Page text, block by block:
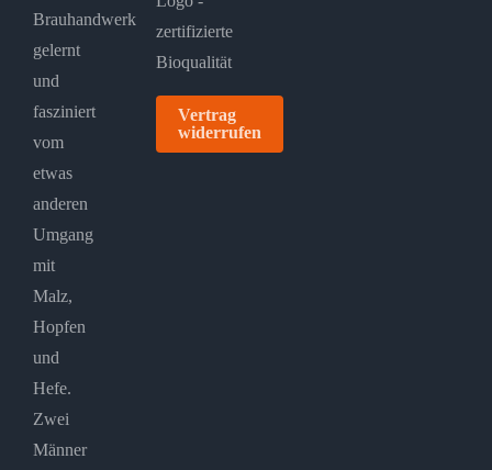
Brauhandwerk
gelernt
und
fasziniert
vom
etwas
anderen
Umgang
mit
Malz,
Hopfen
und
Hefe.
Zwei
Männer
Vertrag
widerrufen